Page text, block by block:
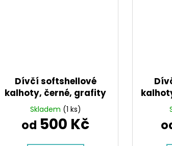
Dívčí softshellové
kalhoty, černé, grafity
Skladem (1 ks)
od 500 Kč